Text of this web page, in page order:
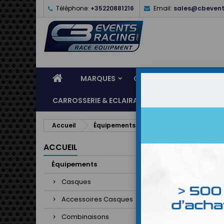
Téléphone: +35220881216 Email:
MARQUES CASQUES
CARROSSERIE & ECLAIRAGE
Accueil Équipements
ACCUEIL
Équipements
Casques
Accessoires Casques
Combinaisons